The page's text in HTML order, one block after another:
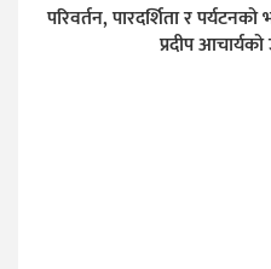
परिवर्तन, पारदर्शिता र
प्रदीप